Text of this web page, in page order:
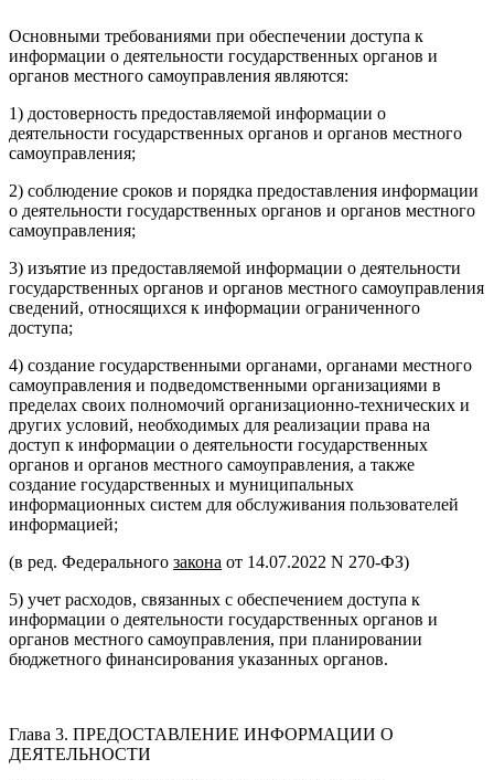
Основными требованиями при обеспечении доступа к
информации о деятельности государственных органов и
органов местного самоуправления являются:
1) достоверность предоставляемой информации о
деятельности государственных органов и органов местного
самоуправления;
2) соблюдение сроков и порядка предоставления информации
о деятельности государственных органов и органов местного
самоуправления;
3) изъятие из предоставляемой информации о деятельности
государственных органов и органов местного самоуправления
сведений, относящихся к информации ограниченного
доступа;
4) создание государственными органами, органами местного
самоуправления и подведомственными организациями в
пределах своих полномочий организационно-технических и
других условий, необходимых для реализации права на
доступ к информации о деятельности государственных
органов и органов местного самоуправления, а также
создание государственных и муниципальных
информационных систем для обслуживания пользователей
информацией;
(в ред. Федерального закона от 14.07.2022 N 270-ФЗ)
5) учет расходов, связанных с обеспечением доступа к
информации о деятельности государственных органов и
органов местного самоуправления, при планировании
бюджетного финансирования указанных органов.
Глава 3. ПРЕДОСТАВЛЕНИЕ ИНФОРМАЦИИ О
ДЕЯТЕЛЬНОСТИ